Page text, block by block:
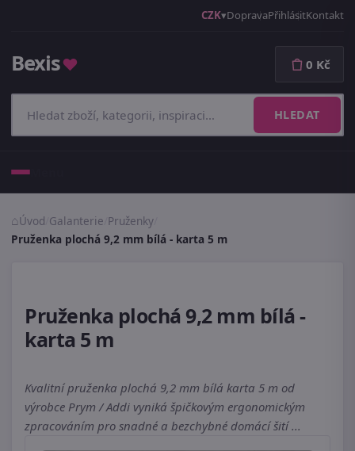
CZK DopravaPřihlásitKontakt
Bexis♥
HLEDAT
0 Kč
Úvod Galanterie Pruženky
Pruženka plochá 9,2 mm bílá - karta 5 m
Pruženka plochá 9,2 mm bílá -
karta 5 m
Kvalitní pruženka plochá 9,2 mm bílá karta 5 m od
výrobce Prym / Addi vyniká špičkovým ergonomickým
zpracováním pro snadné a bezchybné domácí šití ...